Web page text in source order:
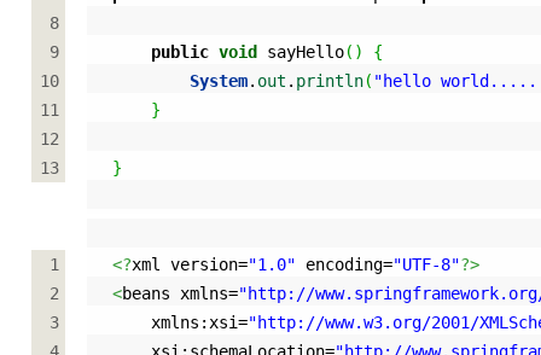
8
9
10
11
12
13
public void sayHello( )
{
System. out . println( "hello
}
}
1
2
3
4
<?xml version="1.0" encoding="UTF-8"?>
<beans xmlns="http://
    xmlns:xsi=
"http://www.w3.org/2001/
    xsi:schemaLocation=
"http://